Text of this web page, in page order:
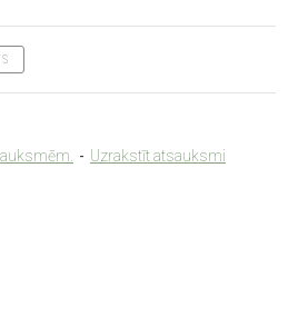
- Uzrakstīt atsauksmi